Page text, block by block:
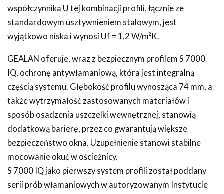
współczynnika U tej kombinacji profili, łącznie ze
standardowym usztywnieniem stalowym, jest
wyjątkowo niska i wynosi Uf = 1,2 W/m²K.
GEALAN oferuje, wraz z bezpiecznym profilem S 7000
IQ, ochronę antywłamaniową, która jest integralną
częścią systemu. Głębokość profilu wynosząca 74 mm, a
także wytrzymałość zastosowanych materiałów i
sposób osadzenia uszczelki wewnętrznej, stanowią
dodatkową barierę, przez co gwarantują większe
bezpieczeństwo okna. Uzupełnienie stanowi stabilne
mocowanie okuć w ościeżnicy.
S 7000 IQ jako pierwszy system profili został poddany
serii prób włamaniowych w autoryzowanym Instytucie